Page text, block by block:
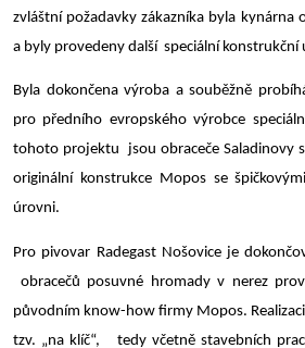
zvláštní požadavky zákazníka byla kynárna
a byly provedeny další speciální konstrukční
Byla dokončena výroba a souběžně
pro předního evropského výrobce
tohoto projektu jsou obraceče Saladinovy
originální konstrukce Mopos se
úrovni.
Pro pivovar Radegast Nošovice je
obracečů posuvné hromady v nerez
původním know-how firmy Mopos.
tzv. „na klíč“, tedy včetně stavebních